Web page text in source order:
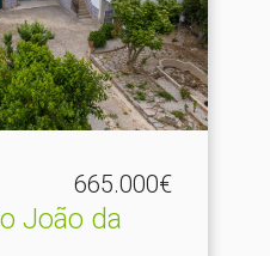
665.000€
João da